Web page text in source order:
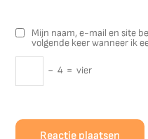
Mijn naam, e-mail en site
volgende keer wanneer ik
− 4 = vier